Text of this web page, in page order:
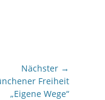
Nächster →
Freiheit
„Eigene Wege“